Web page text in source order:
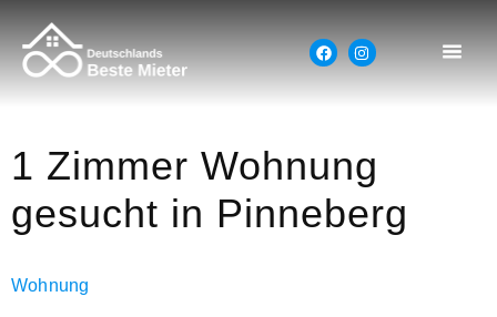
1 Zimmer Wohnung
gesucht in Pinneberg
Wohnung